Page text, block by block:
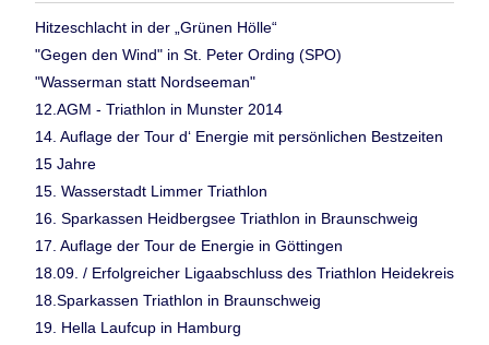
Hitzeschlacht in der „Grünen Hölle“
"Gegen den Wind" in St. Peter Ording (SPO)
"Wasserman statt Nordseeman"
12.AGM - Triathlon in Munster 2014
14. Auflage der Tour d‘ Energie mit persönlichen Bestzeiten
15 Jahre
15. Wasserstadt Limmer Triathlon
16. Sparkassen Heidbergsee Triathlon in Braunschweig
17. Auflage der Tour de Energie in Göttingen
18.09. / Erfolgreicher Ligaabschluss des Triathlon Heidekreis
18.Sparkassen Triathlon in Braunschweig
19. Hella Laufcup in Hamburg